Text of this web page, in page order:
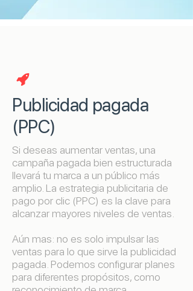

Publicidad pagada
(PPC)
Si deseas aumentar ventas, una
campaña pagada bien estructurada
llevará tu marca a un público más
amplio. La estrategia publicitaria de
pago por clic (PPC) es la clave para
alcanzar mayores niveles de ventas.
Aún mas: no es solo impulsar las
ventas para lo que sirve la publicidad
pagada. Podemos configurar planes
para diferentes propósitos, como